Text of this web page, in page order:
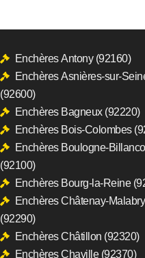
Enchères Antony (92160)
Enchères Asnières-sur-
(92600)
Enchères Bagneux (92220)
Enchères Bois-Colombes
Enchères Boulogne-
(92100)
Enchères Bourg-la-Reine
Enchères Châtenay-Malabry
(92290)
Enchères Châtillon (92320)
Enchères Chaville (92370)